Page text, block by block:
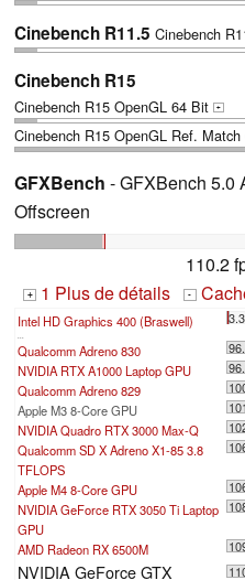
Cinebench R11.5 Cinebench
Cinebench R15
Cinebench R15 OpenGL 64 Bit +
Cinebench R15 OpenGL Ref.
GFXBench - GFXBench 5.0
Offscreen
110.2
+ 1 Plus de détails -
Intel HD Graphics 400 (Braswell)
...
Qualcomm Adreno 830
NVIDIA RTX A1000 Laptop GPU
Qualcomm Adreno 829
Apple M3 8-Core GPU
NVIDIA Quadro RTX 3000 Max-Q
Qualcomm SD X Adreno X1-85 3.8
TFLOPS
Apple M4 8-Core GPU
NVIDIA GeForce RTX 3050 Ti Laptop
GPU
AMD Radeon RX 6500M
NVIDIA GeForce GTX